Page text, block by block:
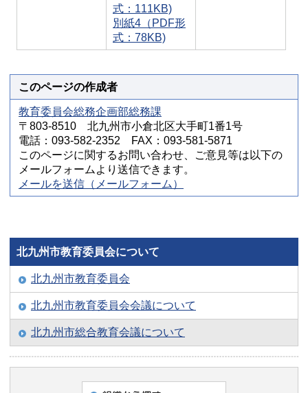
式：111KB)
別紙4（PDF形
式：78KB)
このページの作成者
教育委員会総務企画部総務課
〒803-8510 北九州市小倉北区大手町1番1号
電話：093-582-2352 FAX：093-581-5871
このページに関するお問い合わせ、ご意見等は以下の
メールフォームより送信できます。
メールを送信（メールフォーム）
北九州市教育委員会について
北九州市教育委員会
北九州市教育委員会会議について
北九州市総合教育会議について